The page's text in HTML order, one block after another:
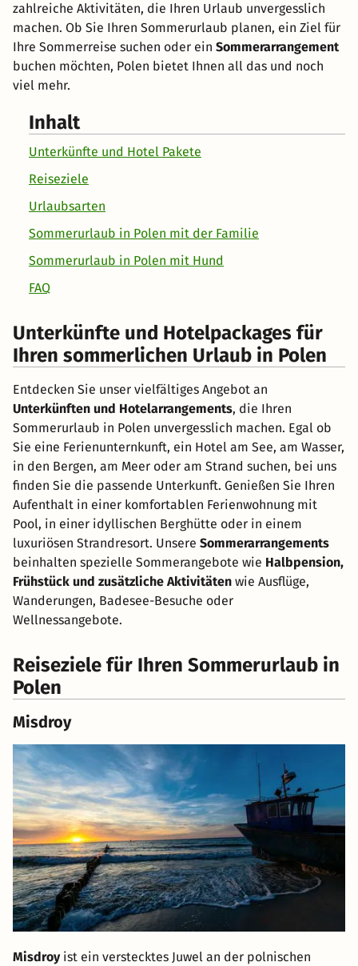
zahlreiche Aktivitäten, die Ihren Urlaub unvergesslich
machen. Ob Sie Ihren Sommerurlaub planen, ein Ziel für
Ihre Sommerreise suchen oder ein Sommerarrangement
buchen möchten, Polen bietet Ihnen all das und noch
viel mehr.
Inhalt
Unterkünfte und Hotel Pakete
Reiseziele
Urlaubsarten
Sommerurlaub in Polen mit der Familie
Sommerurlaub in Polen mit Hund
FAQ
Unterkünfte und Hotelpackages für
Ihren sommerlichen Urlaub in Polen
Entdecken Sie unser vielfältiges Angebot an
Unterkünften und Hotelarrangements, die Ihren
Sommerurlaub in Polen unvergesslich machen. Egal ob
Sie eine Ferienunternkunft, ein Hotel am See, am Wasser,
in den Bergen, am Meer oder am Strand suchen, bei uns
finden Sie die passende Unterkunft. Genießen Sie Ihren
Aufenthalt in einer komfortablen Ferienwohnung mit
Pool, in einer idyllischen Berghütte oder in einem
luxuriösen Strandresort. Unsere Sommerarrangements
beinhalten spezielle Sommerangebote wie Halbpension,
Frühstück und zusätzliche Aktivitäten wie Ausflüge,
Wanderungen, Badesee-Besuche oder
Wellnessangebote.
Reiseziele für Ihren Sommerurlaub in
Polen
Misdroy
Misdroyist ein verstecktes Juwel an der polnischen